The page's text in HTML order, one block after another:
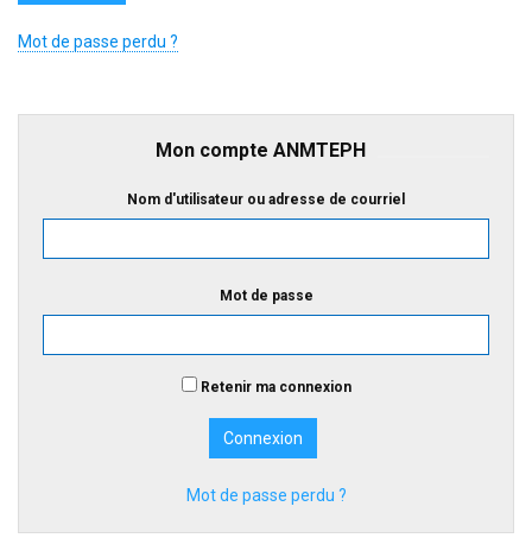
Mot de passe perdu ?
Mon compte ANMTEPH
Nom d'utilisateur ou adresse de courriel
Mot de passe
Retenir ma connexion
Mot de passe perdu ?